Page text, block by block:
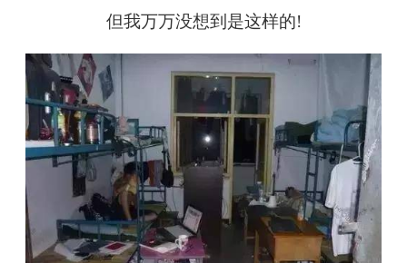
但我万万没想到是这样的!